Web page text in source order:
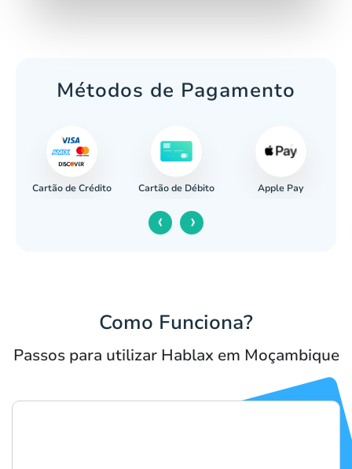
Métodos de Pagamento
Cartão de Crédito Cartão de Débito Apple Pay
‹ ›
Como Funciona?
Passos para utilizar Hablax em Moçambique